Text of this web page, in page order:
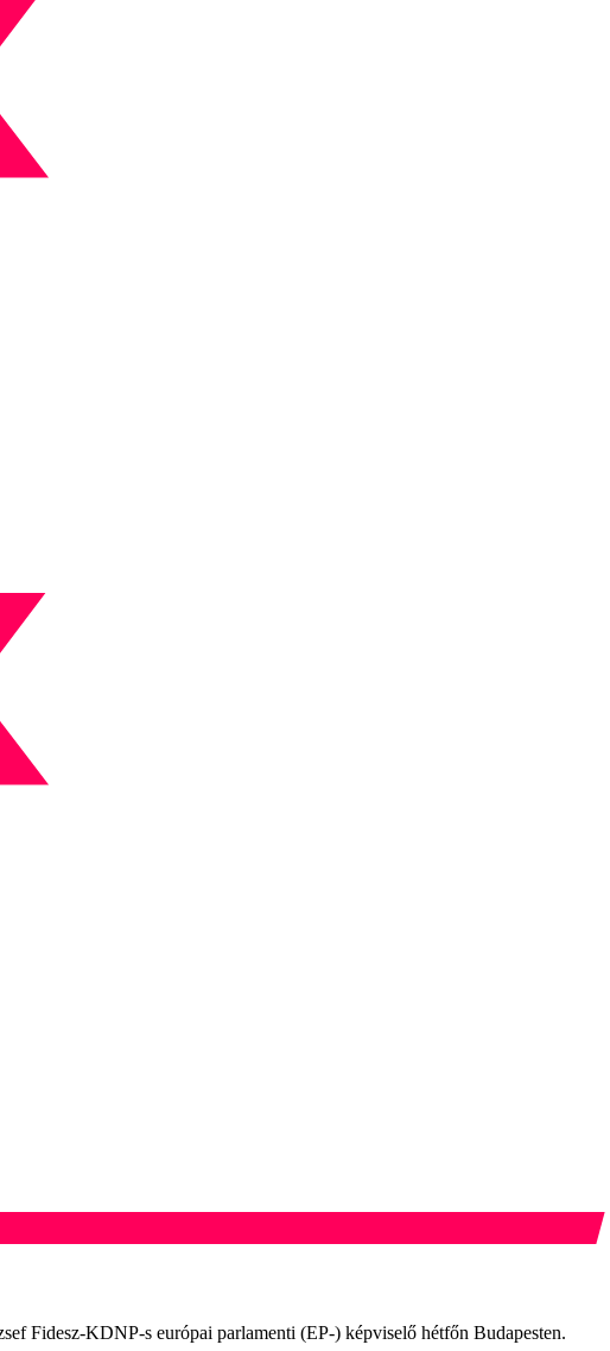
Fidesz-KDNP-s európai parlamenti (EP-) képviselő hétfőn Budapesten.